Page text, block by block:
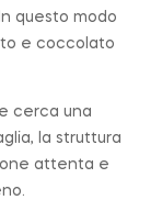
questo modo
e coccolato
e cerca una
la struttura
attenta e